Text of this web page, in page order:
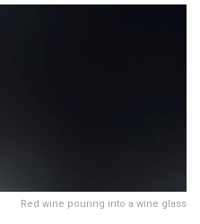
Red wine pouring into a wine glass